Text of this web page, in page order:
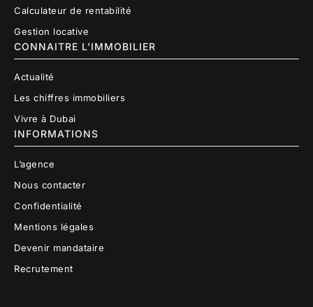
Calculateur de rentabilité
Gestion locative
CONNAITRE L'IMMOBILIER
Actualité
Les chiffres immobiliers
Vivre à Dubai
INFORMATIONS
L’agence
Nous contacter
Confidentialité
Mentions légales
Devenir mandataire
Recrutement